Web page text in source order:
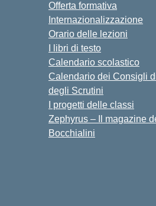
Offerta formativa
Internazionalizzazione
Orario delle lezioni
I libri di testo
Calendario scolastico
Calendario dei Consigli
degli Scrutini
I progetti delle classi
Zephyrus – Il magazine
Bocchialini